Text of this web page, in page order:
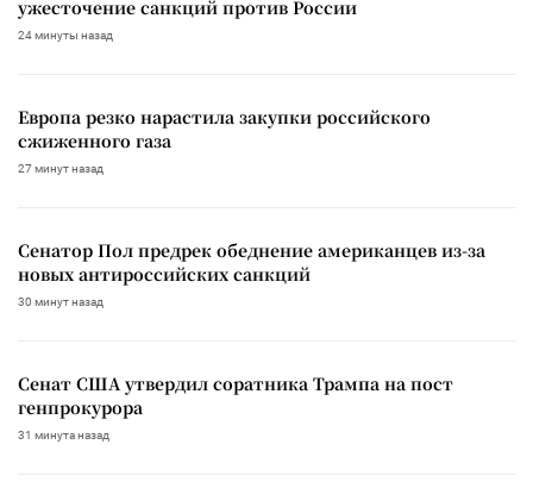
ужесточение санкций против России
24 минуты назад
Европа резко нарастила закупки российского
сжиженного газа
27 минут назад
Сенатор Пол предрек обеднение американцев из-за
новых антироссийских санкций
30 минут назад
Сенат США утвердил соратника Трампа на пост
генпрокурора
31 минута назад